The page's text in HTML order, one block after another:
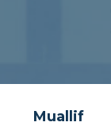
Muallif